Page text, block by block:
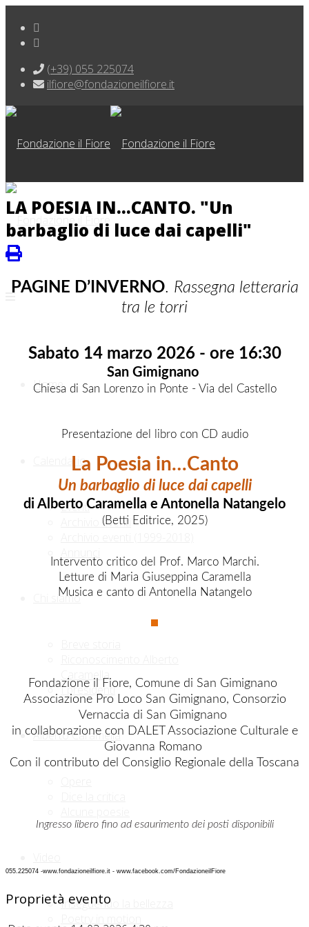
(+39) 055 225074
ilfiore@fondazioneilfiore.it
Home
Calendario
Eventi
Archivio eventi
Chi siamo
Caramella
I presidenti
Alberto Caramella
Inseguendo la bellezza
LA POESIA IN...CANTO. "Un
barbaglio di luce dai capelli"
PAGINE D’INVERNO. Rassegna letteraria
tra le torri
Sabato 14 marzo 2026 - ore 16:30
San Gimignano
Chiesa di San Lorenzo in Ponte - Via del Castello
Presentazione del libro con CD audio
La Poesia in…Canto
Un barbaglio di luce dai capelli
di Alberto Caramella e Antonella Natangelo
(Betti Editrice, 2025)
Intervento critico del Prof. Marco Marchi.
Letture di Maria Giuseppina Caramella
Musica e canto di Antonella Natangelo
Fondazione il Fiore, Comune di San Gimignano
Associazione Pro Loco San Gimignano, Consorzio
Vernaccia di San Gimignano
in collaborazione con DALET Associazione Culturale e
Giovanna Romano
Con il contributo del Consiglio Regionale della Toscana
Ingresso libero fino ad esaurimento dei posti disponibili
055.225074 -www.fondazioneilfiore.it - www.facebook.com/FondazioneilFiore
Proprietà evento